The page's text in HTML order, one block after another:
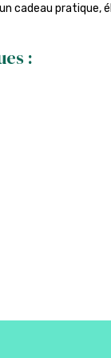
cadeau pratique,
: